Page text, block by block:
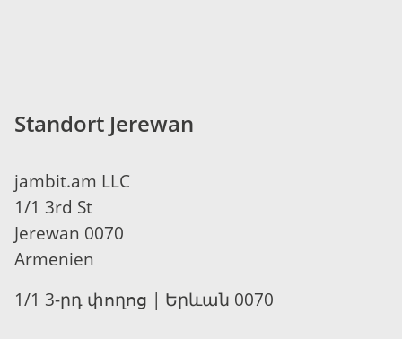
Standort Jerewan
jambit.am LLC
1/1 3rd St
Jerewan 0070
Armenien
1/1 3-րդ փողոց | Երևան 0070